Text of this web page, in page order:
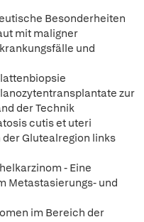
Besonderheiten
mit maligner
und
zur
der Technik
cutis et uteri
Glutealregion links
- Eine
Metastasierungs- und
im Bereich der